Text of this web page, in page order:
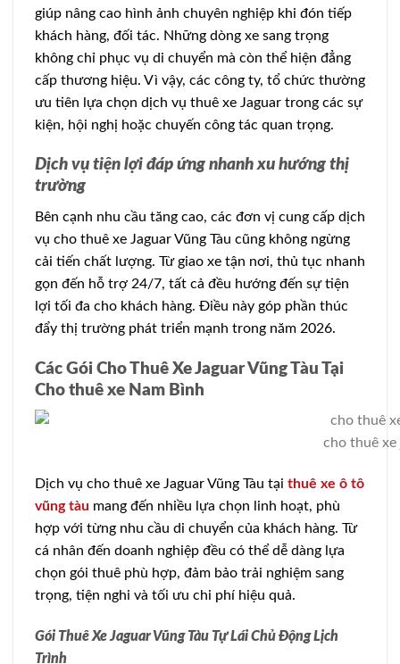
giúp nâng cao hình ảnh chuyên nghiệp khi đón tiếp
khách hàng, đối tác. Những dòng xe sang trọng
không chỉ phục vụ di chuyển mà còn thể hiện đẳng
cấp thương hiệu. Vì vậy, các công ty, tổ chức thường
ưu tiên lựa chọn dịch vụ thuê xe Jaguar trong các sự
kiện, hội nghị hoặc chuyến công tác quan trọng.
Dịch vụ tiện lợi đáp ứng nhanh xu hướng thị
trường
Bên cạnh nhu cầu tăng cao, các đơn vị cung cấp dịch
vụ cho thuê xe Jaguar Vũng Tàu cũng không ngừng
cải tiến chất lượng. Từ giao xe tận nơi, thủ tục nhanh
gọn đến hỗ trợ 24/7, tất cả đều hướng đến sự tiện
lợi tối đa cho khách hàng. Điều này góp phần thúc
đẩy thị trường phát triển mạnh trong năm 2026.
Các Gói Cho Thuê Xe Jaguar Vũng Tàu Tại
Cho thuê xe Nam Bình
cho thuê xe
Dịch vụ cho thuê xe Jaguar Vũng Tàu tại thuê xe ô tô
vũng tàu mang đến nhiều lựa chọn linh hoạt, phù
hợp với từng nhu cầu di chuyển của khách hàng. Từ
cá nhân đến doanh nghiệp đều có thể dễ dàng lựa
chọn gói thuê phù hợp, đảm bảo trải nghiệm sang
trọng, tiện nghi và tối ưu chi phí hiệu quả.
Gói Thuê Xe Jaguar Vũng Tàu Tự Lái Chủ Động Lịch
Trình